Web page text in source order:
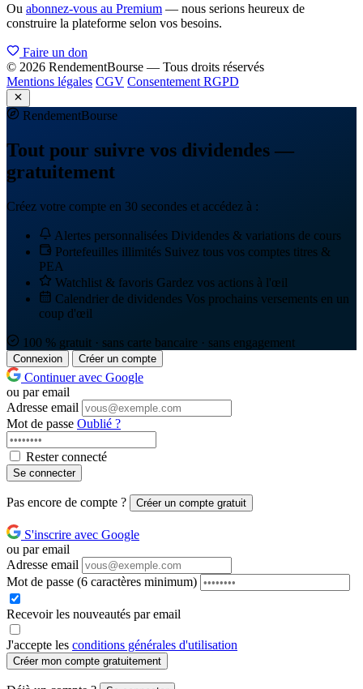
Ou abonnez-vous au Premium — nous serions heureux de
construire la plateforme selon vos besoins.
Faire un don
© 2026 RendementBourse — Tous droits réservés
Mentions légales CGV Consentement RGPD
RendementBourse
Tout pour suivre vos dividendes —
gratuitement
Créez votre compte en 30 secondes et accédez à :
Alertes personnalisées Dividendes & variations de cours
Portefeuilles illimités Suivez tous vos comptes titres &
PEA
Watchlist & favoris Gardez vos actions à l'œil
Calendrier de dividendes Vos prochains versements en un
coup d'œil
100 % gratuit · sans carte bancaire · sans engagement
Connexion Créer un compte
Continuer avec Google
ou par email
Adresse email
Mot de passe Oublié ?
Rester connecté
Se connecter
Pas encore de compte ? Créer un compte gratuit
S'inscrire avec Google
ou par email
Adresse email
Mot de passe (6 caractères minimum)
Recevoir les nouveautés par email
J'accepte les conditions générales d'utilisation
Créer mon compte gratuitement